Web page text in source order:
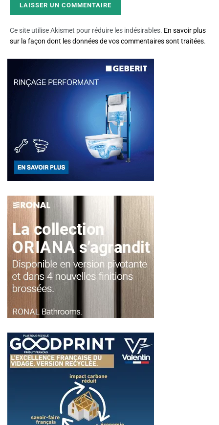
Ce site utilise Akismet pour réduire les indésirables. En savoir plus
sur la façon dont les données de vos commentaires sont traitées.